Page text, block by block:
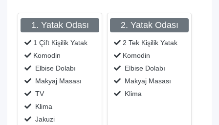
1. Yatak Odası
1 Çift Kişilik Yatak
Komodin
Elbise Dolabı
Makyaj Masası
TV
Klima
Jakuzi
2. Yatak Odası
2 Tek Kişilik Yatak
Komodin
Elbise Dolabı
Makyaj Masası
Klima